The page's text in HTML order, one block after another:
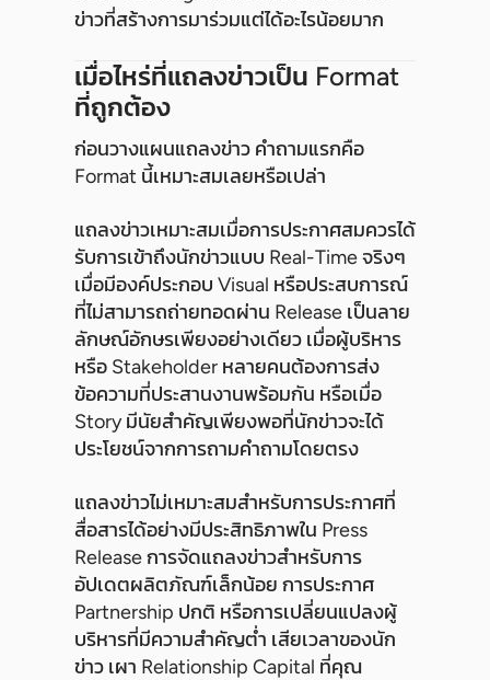
ข่าวที่สร้างการมาร่วมแต่ได้อะไรน้อยมาก
เมื่อไหร่ที่แถลงข่าวเป็น Format
ที่ถูกต้อง
ก่อนวางแผนแถลงข่าว คำถามแรกคือ
Format นี้เหมาะสมเลยหรือเปล่า
แถลงข่าวเหมาะสมเมื่อการประกาศสมควรได้
รับการเข้าถึงนักข่าวแบบ Real-Time จริงๆ
เมื่อมีองค์ประกอบ Visual หรือประสบการณ์
ที่ไม่สามารถถ่ายทอดผ่าน Release เป็นลาย
ลักษณ์อักษรเพียงอย่างเดียว เมื่อผู้บริหาร
หรือ Stakeholder หลายคนต้องการส่ง
ข้อความที่ประสานงานพร้อมกัน หรือเมื่อ
Story มีนัยสำคัญเพียงพอที่นักข่าวจะได้
ประโยชน์จากการถามคำถามโดยตรง
แถลงข่าวไม่เหมาะสมสำหรับการประกาศที่
สื่อสารได้อย่างมีประสิทธิภาพใน Press
Release การจัดแถลงข่าวสำหรับการ
อัปเดตผลิตภัณฑ์เล็กน้อย การประกาศ
Partnership ปกติ หรือการเปลี่ยนแปลงผู้
บริหารที่มีความสำคัญต่ำ เสียเวลาของนัก
ข่าว เผา Relationship Capital ที่คุณ